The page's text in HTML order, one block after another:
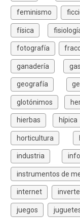
feminismo
física
fotografía
ganadería
geografía
glotónimos
hierbas hípica
horticultura
industria
instrumentos de
internet
juegos